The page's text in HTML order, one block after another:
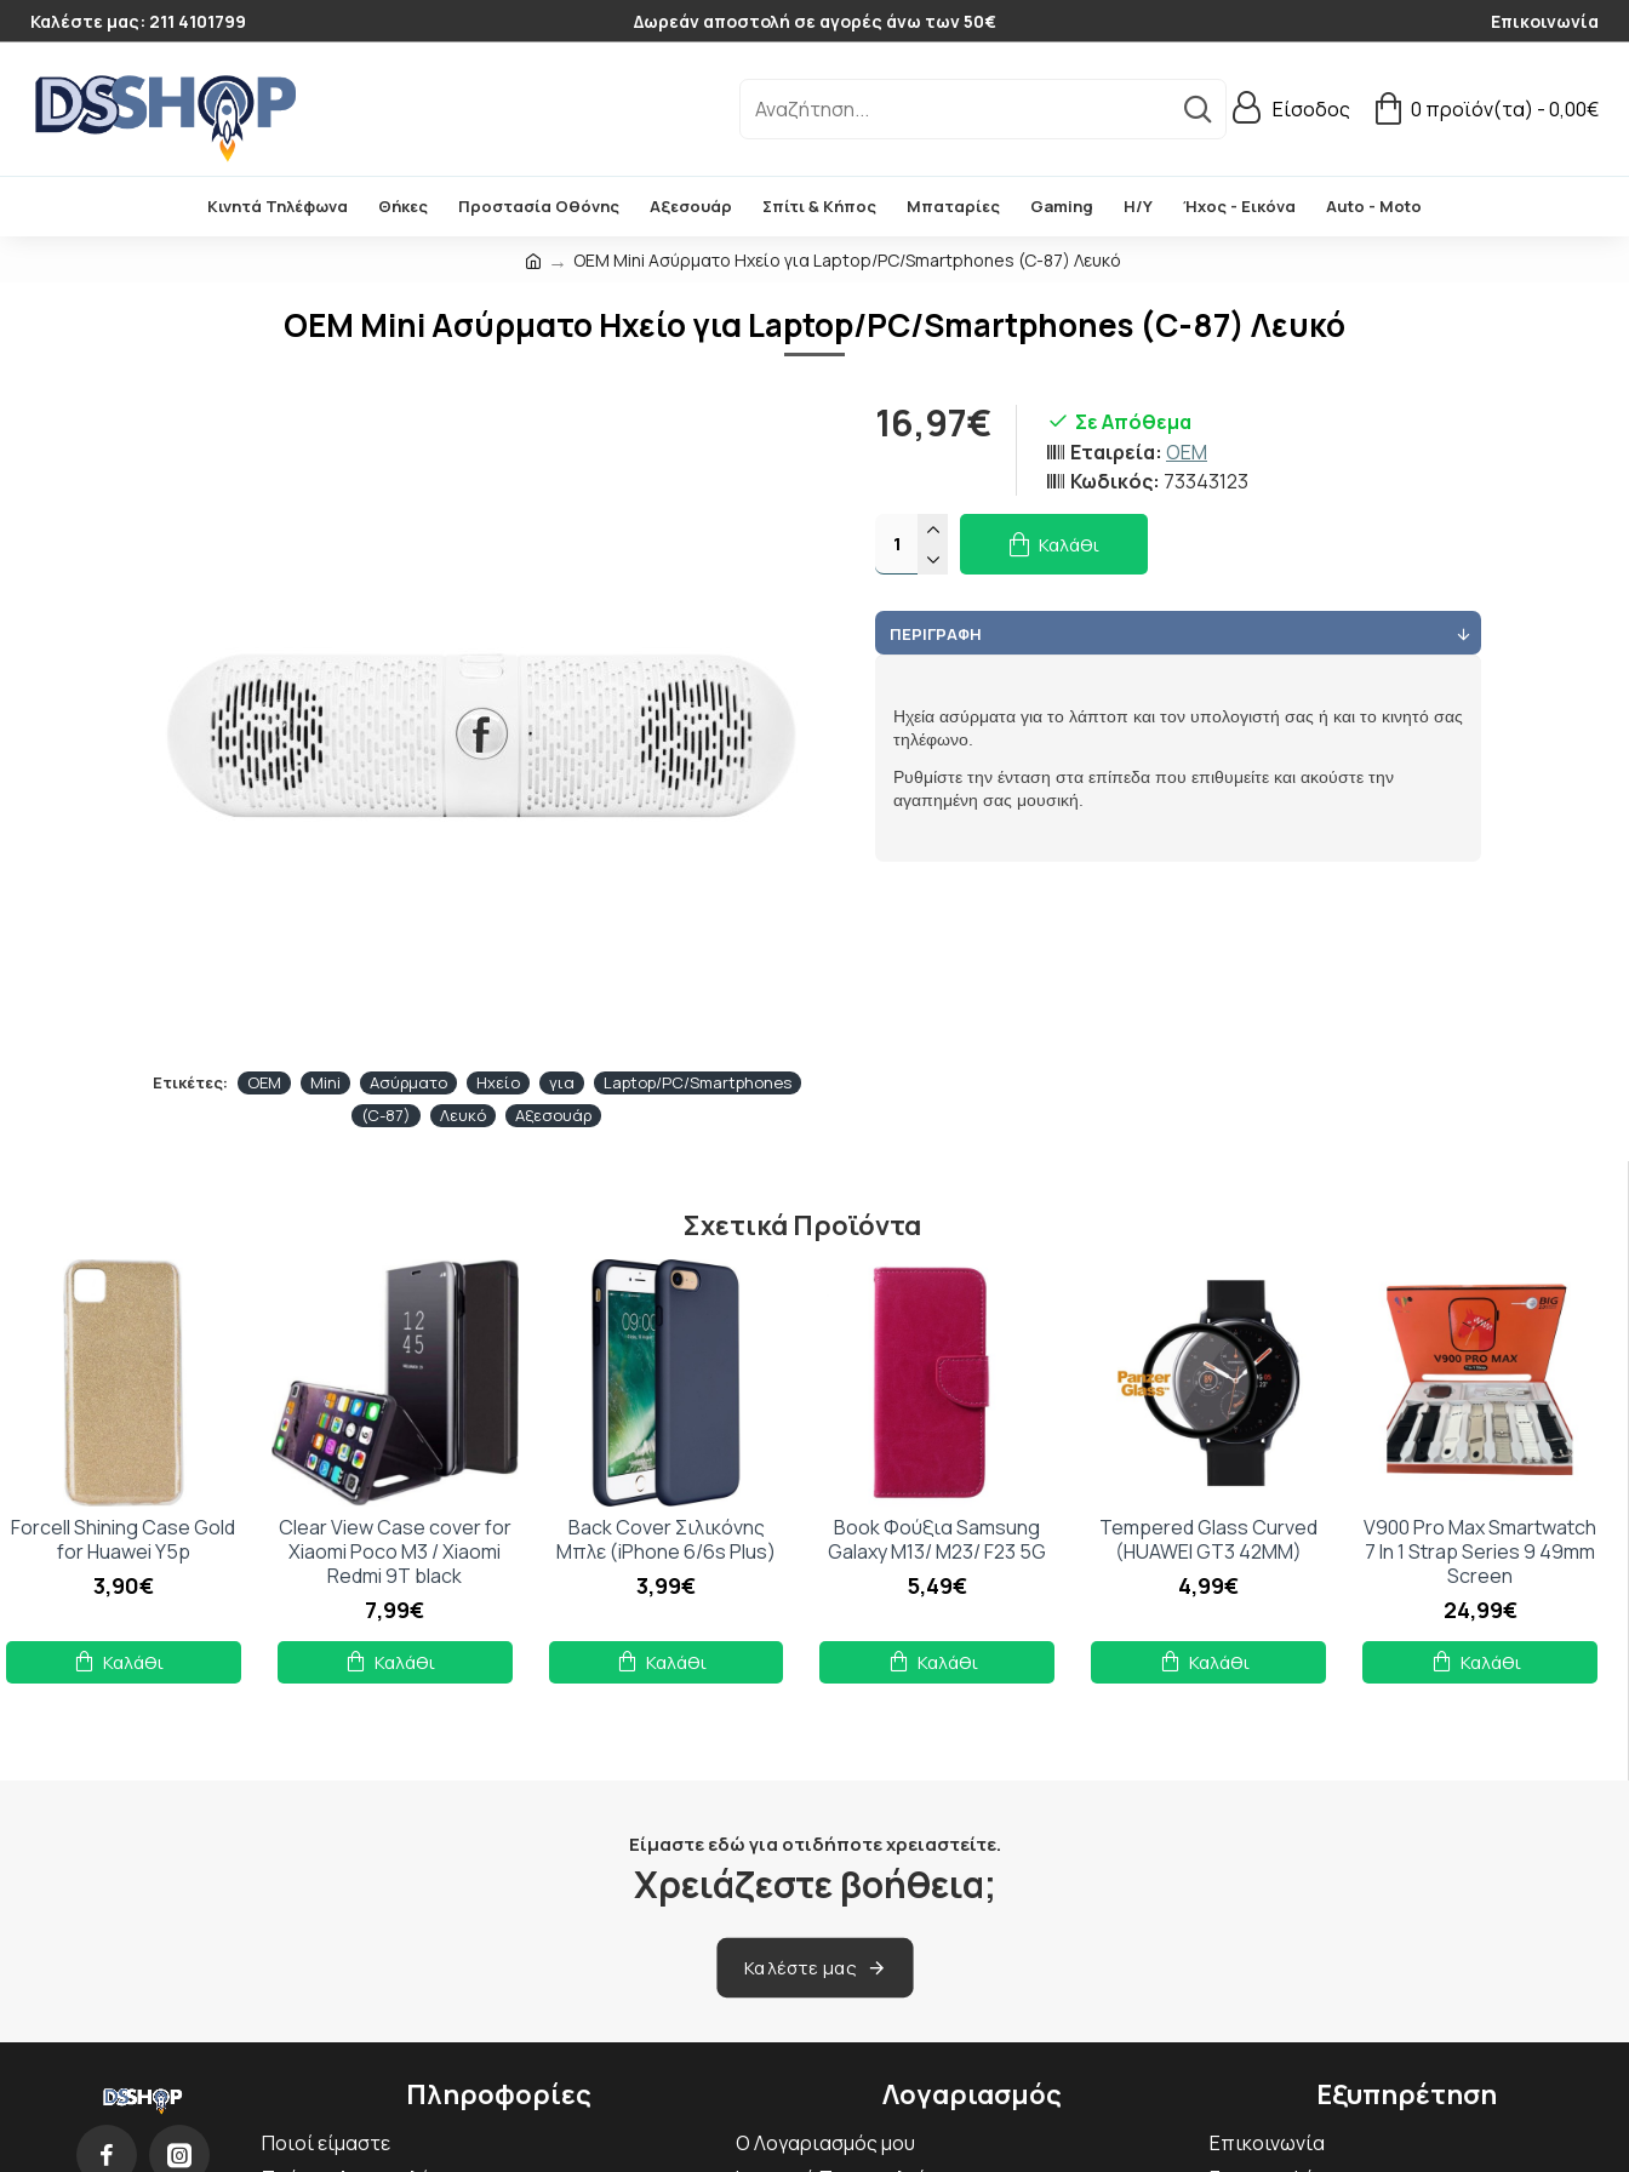
Καλέστε μας: 211 4101799 Δωρεάν αποστολή σε αγορές άνω των 50€ Επικοινωνία
Είσοδος 0 προϊόν(τα) - 0,00€
Κινητά Τηλέφωνα Θήκες Προστασία Οθόνης Αξεσουάρ Σπίτι & Κήπος Μπαταρίες Gaming Η/Υ Ήχος - Εικόνα Auto - Moto
OEM Mini Ασύρματο Ηχείο για Laptop/PC/Smartphones (C-87) Λευκό
OEM Mini Ασύρματο Ηχείο για Laptop/PC/Smartphones (C-87) Λευκό
Ετικέτες: OEM Mini Ασύρματο Ηχείο για
Laptop/PC/Smartphones
(C-87)
Λευκό Αξεσουάρ
16,97€
Σε Απόθεμα
Εταιρεία: OEM
Κωδικός: 73343123
Καλάθι
ΠΕΡΙΓΡΑΦΉ
Ηχεία ασύρματα για το λάπτοπ και τον υπολογιστή σας ή και το κινητό σας
τηλέφωνο.
Ρυθμίστε την ένταση στα επίπεδα που επιθυμείτε και ακούστε την
αγαπημένη σας μουσική.
Σχετικά Προϊόντα
Forcell Shining Case Gold
for Huawei Y5p
3,90€
Καλάθι
Clear View Case cover for
Xiaomi Poco M3 / Xiaomi
Redmi 9T black
7,99€
Καλάθι
Back Cover Σιλικόνης
Μπλε (iPhone 6/6s Plus)
3,99€
Καλάθι
Book Φούξια Samsung
Galaxy M13/ M23/ F23 5G
5,49€
Καλάθι
Tempered Glass Curved
(HUAWEI GT3 42MM)
4,99€
Καλάθι
V900 Pro Max Smartwatch
7 In 1 Strap Series 9 49mm
Screen
24,99€
Καλάθι
Είμαστε εδώ για οτιδήποτε χρειαστείτε.
Χρειάζεστε βοήθεια;
Καλέστε μας
Πληροφορίες
Ποιοί είμαστε
Λογαριασμός
Ο Λογαριασμός μου
Εξυπηρέτηση
Επικοινωνία